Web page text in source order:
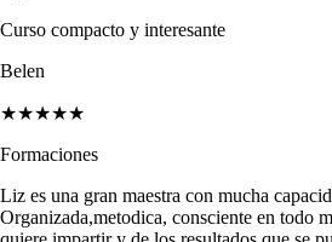
Curso compacto y interesante
Belen
★★★★★
Formaciones
Liz es una gran maestra con mucha
Organizada,metodica, consciente en todo